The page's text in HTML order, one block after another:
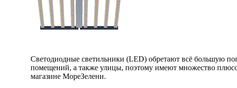
Светодиодные светильники (LED) обретают всё большую
помещений, а также улицы, поэтому имеют множество
магазине МореЗелени.